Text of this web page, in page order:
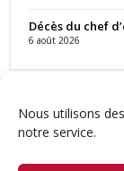
Nous utilisons
notre service.
Décès du chef
6 août 2026